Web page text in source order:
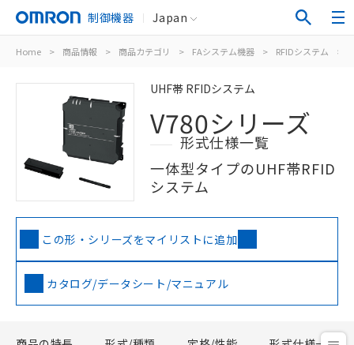
制御機器 Japan
Home > 商品情報 > 商品カテゴリ > FAシステム機器 > RFIDシステム >
UHF帯 RFIDシステム
V780シリーズ
形式仕様一覧
一体型タイプのUHF帯RFID
システム
この形・シリーズをマイリストに追加
カタログ/データシート/マニュアル